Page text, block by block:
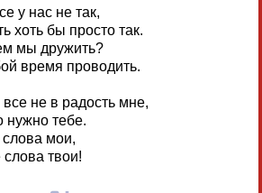
у нас не так,
хоть бы просто так.
мы дружить?
время проводить.
не в радость мне,
нужно тебе.
мои,
твои!